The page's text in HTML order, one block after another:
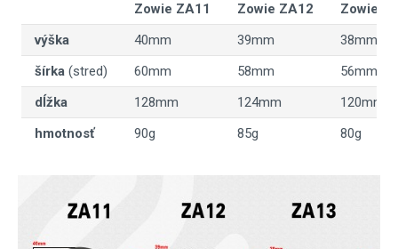
Zowie ZA11 Zowie ZA12
Zowie
výška
40mm 39mm
38mm
šírka (stred) 60mm 58mm
56mm
dĺžka
128mm 124mm
120mm
hmotnosť
90g 85g 80g